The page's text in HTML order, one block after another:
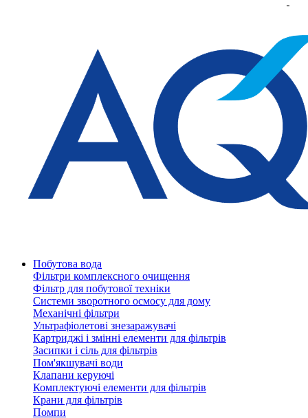
Побутова вода
Фільтри комплексного очищення
Фільтр для побутової техніки
Системи зворотного осмосу для дому
Механічні фільтри
Ультрафіолетові знезаражувачі
Картриджі і змінні елементи для фільтрів
Засипки і сіль для фільтрів
Пом'якшувачі води
Клапани керуючі
Комплектуючі елементи для фільтрів
Крани для фільтрів
Помпи